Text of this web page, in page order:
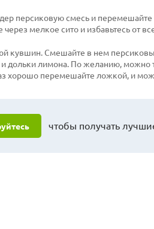
персиковую смесь и перемешайте
через мелкое сито и избавьтесь от
кувшин. Смешайте в нем
дольки лимона. По желанию, можно
хорошо перемешайте ложкой, и
чтобы получать